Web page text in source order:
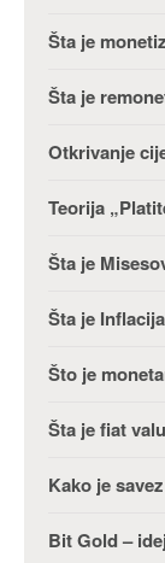
Šta je
Šta je
Otkrivanje
Teorija
Šta je
Šta je
Što je
Šta je fiat
Kako je
Bit Gold –